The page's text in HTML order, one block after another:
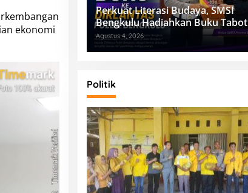
ekonomi
Perkuat Literasi Budaya, SMSI
Bengkulu Hadiahkan Buku Tabot
untuk Dirlantas Polda
Agustus 4, 2026
Politik